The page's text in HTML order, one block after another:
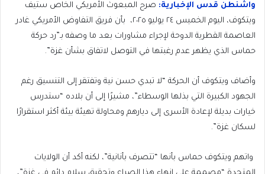
واشنطن قدس الإخبارية: صرح المبعوث الأمريكي الخاص ستيف
ويتكوف، اليوم الخميس ٢٤ يوليو ٢٠٢٥، بأن فريق التفاوض الأمريكي غادر
العاصمة القطرية الدوحة لإجراء مشاورات بعد ما وصفه بـ”رد حركة
حماس الذي يظهر عدم رغبتها في التوصل لاتفاق بشأن غزة”.
وأضاف ويتكوف أن الحركة “لا تبدي حسن نية وتفتقر إلى التنسيق رغم
الجهود الكبيرة التي بذلها الوسطاء”، مشيرًا إلى أن بلاده “ستدرس
خيارات بديلة لإعادة الأسرى إلى ديارهم ومحاولة تهيئة بيئة أكثر استقرارًا
لسكان غزة”.
واتهم ويتكوف حماس بأنها “تتصرف بأنانية”، لكنه أكد أن الولايات